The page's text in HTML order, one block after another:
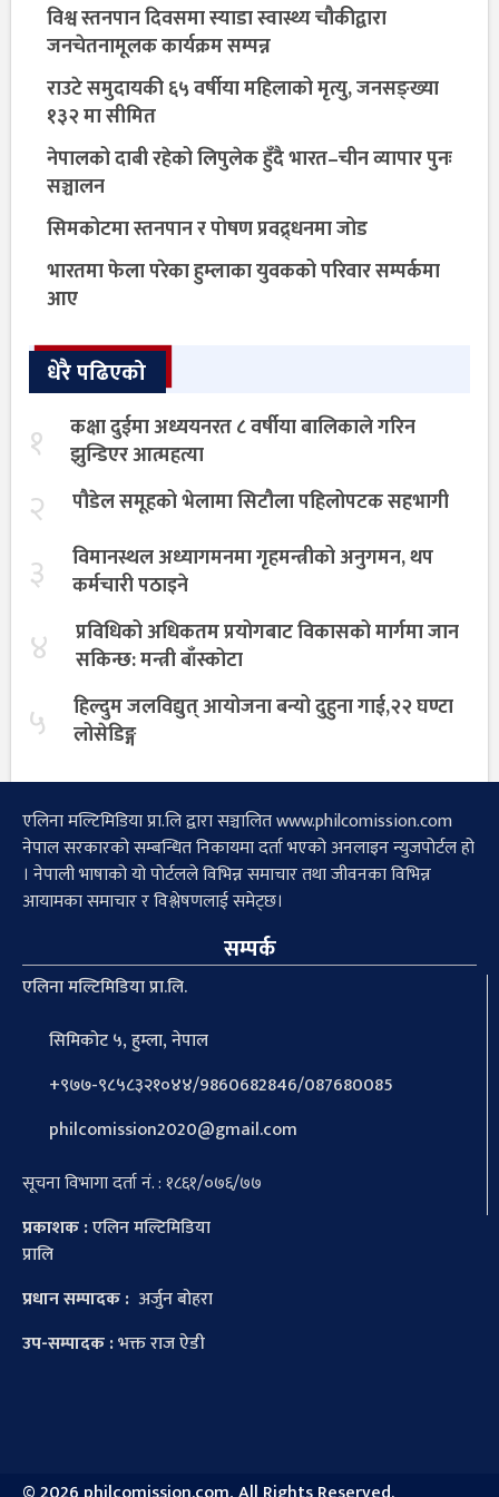
विश्व स्तनपान दिवसमा स्याडा स्वास्थ्य चौकीद्वारा
जनचेतनामूलक कार्यक्रम सम्पन्न
राउटे समुदायकी ६५ वर्षीया महिलाको मृत्यु, जनसङ्ख्या
१३२ मा सीमित
नेपालको दाबी रहेको लिपुलेक हुँदै भारत–चीन व्यापार पुनः
सञ्चालन
सिमकोटमा स्तनपान र पोषण प्रवद्र्धनमा जोड
भारतमा फेला परेका हुम्लाका युवकको परिवार सम्पर्कमा
आए
धेरै पढिएको
१
कक्षा दुईमा अध्ययनरत ८ वर्षीया बालिकाले गरिन
झुन्डिएर आत्महत्या
२ पौडेल समूहको भेलामा सिटौला पहिलोपटक सहभागी
३
विमानस्थल अध्यागमनमा गृहमन्त्रीको अनुगमन, थप
कर्मचारी पठाइने
४
प्रविधिको अधिकतम प्रयोगबाट विकासको मार्गमा जान
सकिन्छ: मन्त्री बाँस्कोटा
५
हिल्दुम जलविद्युत् आयोजना बन्यो दुहुना गाई,२२ घण्टा
लोसेडिङ्ग
एलिना मल्टिमिडिया प्रा.लि द्वारा सञ्चालित www.philcomission.com
नेपाल सरकारको सम्बन्धित निकायमा दर्ता भएको अनलाइन न्युजपोर्टल हो
। नेपाली भाषाको यो पोर्टलले विभिन्न समाचार तथा जीवनका विभिन्न
आयामका समाचार र विश्लेषणलाई समेट्छ।
सम्पर्क
एलिना मल्टिमिडिया प्रा.लि.
सिमिकोट ५, हुम्ला, नेपाल
+९७७-९८५८३२१०४४/9860682846/087680085
philcomission2020@gmail.com
सूचना विभागा दर्ता नं. : १८६१/०७६/७७
प्रकाशक :एलिन मल्टिमिडिया
प्रालि
प्रधान सम्पादक : अर्जुन बोहरा
उप-सम्पादक :भक्त राज ऐडी